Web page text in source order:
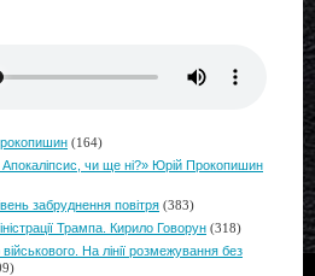
(164)
чи ще ні?» Юрій Прокопишин
забруднення повітря (383)
Трампа. Кирило Говорун (318)
На лінії розмежування без